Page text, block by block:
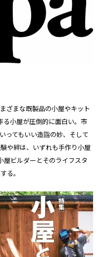
ざまな既製品の小屋やキット
る小屋が圧倒的に面白い。市
ってもいい造詣の妙、そして
や絆は、いずれも手作り小屋
屋ビルダーとそのライフスタ
る。